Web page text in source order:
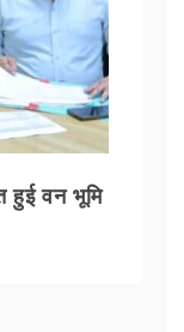
हुई वन भूमि